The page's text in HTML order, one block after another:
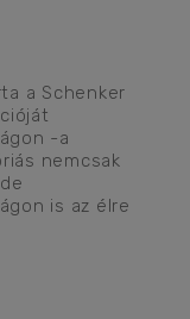
a Schenker
-a
nemcsak
is az élre